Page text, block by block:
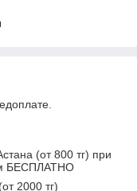
(от 800 тг) при
БЕСПЛАТНО
2000 тг)